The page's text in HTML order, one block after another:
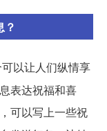
？
以让人们纵情享
表达祝福和喜
可以写上一些祝